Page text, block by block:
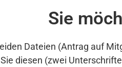
Sie
Dateien (Antrag auf
diesen (zwei